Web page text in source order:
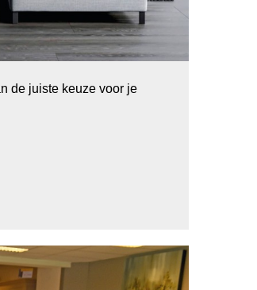
de juiste keuze voor je